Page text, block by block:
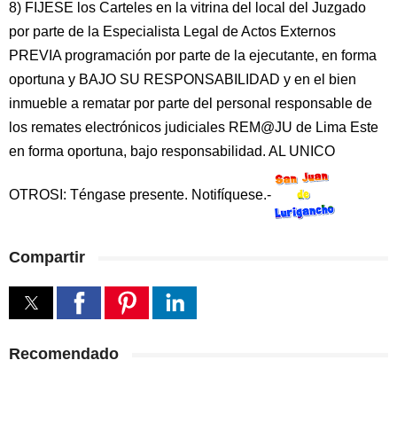
8) FIJESE los Carteles en la vitrina del local del Juzgado
por parte de la Especialista Legal de Actos Externos
PREVIA programación por parte de la ejecutante, en forma
oportuna y BAJO SU RESPONSABILIDAD y en el bien
inmueble a rematar por parte del personal responsable de
los remates electrónicos judiciales REM@JU de Lima Este
en forma oportuna, bajo responsabilidad. AL UNICO
OTROSI: Téngase presente. Notifíquese.-
Compartir
Recomendado